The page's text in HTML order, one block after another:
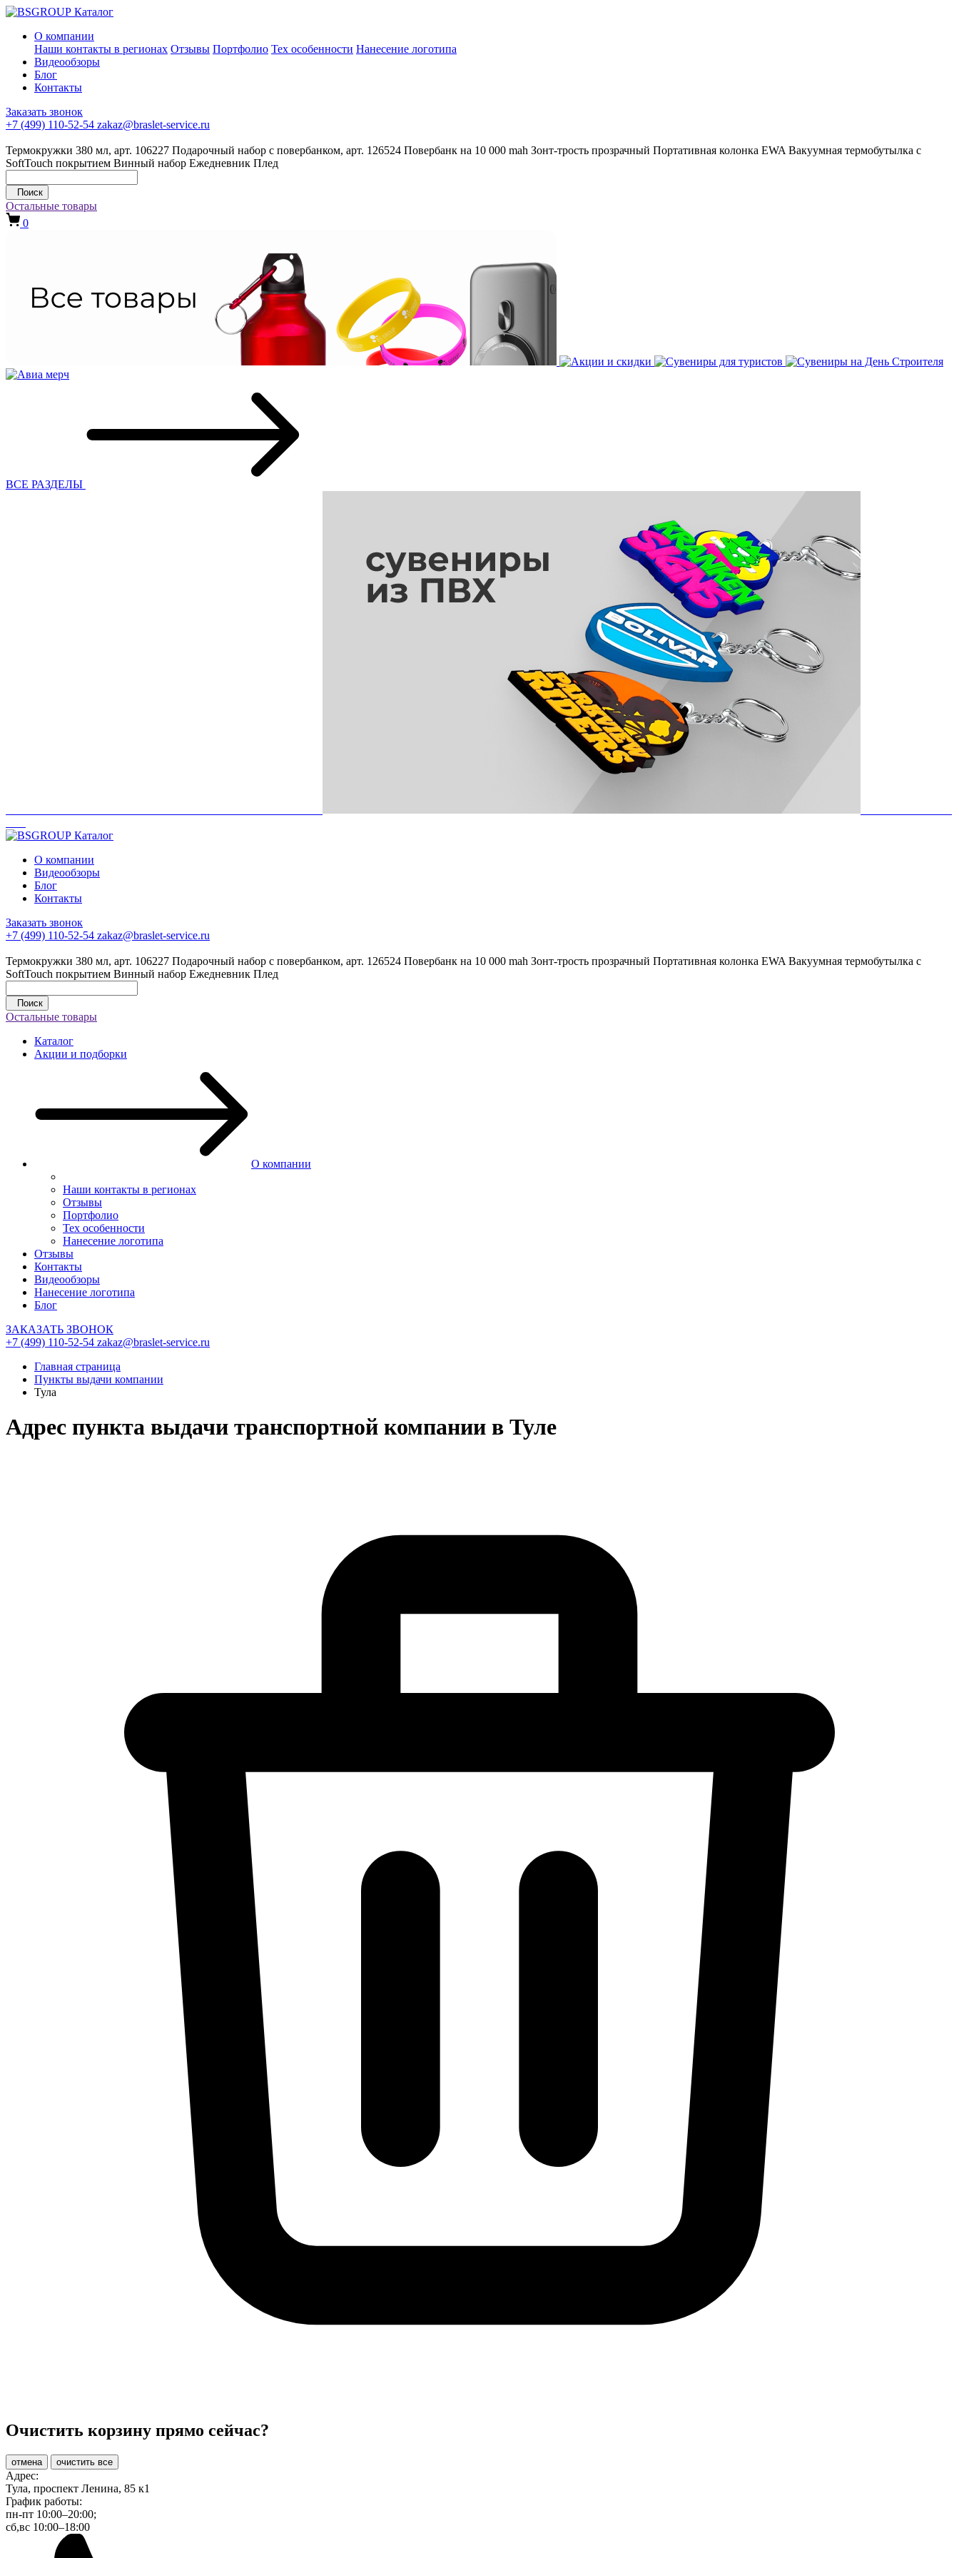
Каталог
О компании
Наши контакты в регионах Отзывы Портфолио Тех особенности Нанесение логотипа
Видеообзоры
Блог
Контакты
Заказать звонок
+7 (499) 110-52-54 zakaz@braslet-service.ru
Термокружки 380 мл, арт. 106227 Подарочный набор с повербанком, арт. 126524 Повербанк на 10 000 mah Зонт-трость прозрачный Портативная колонка EWA Вакуумная термобутылка с
SoftTouch покрытием Винный набор Ежедневник Плед
Поиск
Остальные товары
0
ВСЕ РАЗДЕЛЫ
Каталог
О компании
Видеообзоры
Блог
Контакты
Заказать звонок
+7 (499) 110-52-54 zakaz@braslet-service.ru
Термокружки 380 мл, арт. 106227 Подарочный набор с повербанком, арт. 126524 Повербанк на 10 000 mah Зонт-трость прозрачный Портативная колонка EWA Вакуумная термобутылка с
SoftTouch покрытием Винный набор Ежедневник Плед
Поиск
Остальные товары
Каталог
Акции и подборки
О компании
Наши контакты в регионах
Отзывы
Портфолио
Тех особенности
Нанесение логотипа
Отзывы
Контакты
Видеообзоры
Нанесение логотипа
Блог
ЗАКАЗАТЬ ЗВОНОК
+7 (499) 110-52-54 zakaz@braslet-service.ru
Главная страница
Пункты выдачи компании
Тула
Адрес пункта выдачи транспортной компании в Туле
Очистить корзину прямо сейчас?
отмена очистить все
Адрес:
Тула, проспект Ленина, 85 к1
График работы:
пн-пт 10:00–20:00;
сб,вс 10:00–18:00